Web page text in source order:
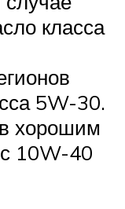
класса
5W-30.
хорошим
10W-40